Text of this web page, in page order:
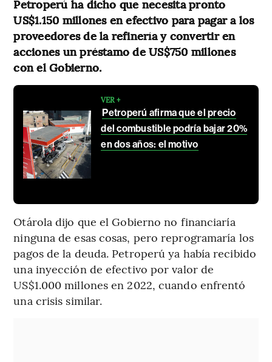
Petroperú ha dicho que necesita pronto
US$1.150 millones en efectivo para pagar a los
proveedores de la refinería y convertir en
acciones un préstamo de US$750 millones
con el Gobierno.
VER +
Petroperú afirma que el precio
del combustible podría bajar 20%
en dos años: el motivo
Otárola dijo que el Gobierno no financiaría
ninguna de esas cosas, pero reprogramaría los
pagos de la deuda. Petroperú ya había recibido
una inyección de efectivo por valor de
US$1.000 millones en 2022, cuando enfrentó
una crisis similar.